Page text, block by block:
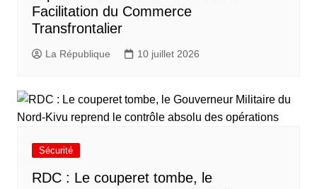
Facilitation du Commerce
Transfrontalier
La République 10 juillet 2026
Sécurité
RDC : Le couperet tombe, le